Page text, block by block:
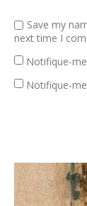
Save my
next time I
Notifique-
Notifique-